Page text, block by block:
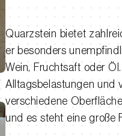
Quarzstein bietet
er besonders
Wein, Fruchtsaft oder
Alltagsbelastungen und
verschiedene
und es steht eine große